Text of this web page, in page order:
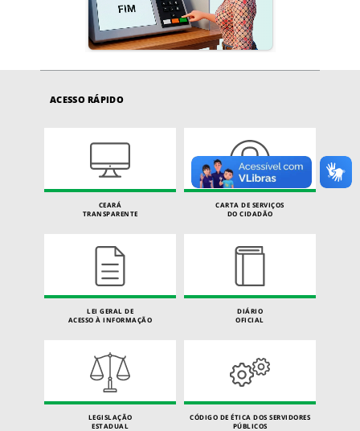
ACESSO RÁPIDO
CEARÁ
TRANSPARENTE
CARTA DE SERVIÇOS
DO CIDADÃO
LEI GERAL DE
ACESSO À INFORMAÇÃO
DIÁRIO
OFICIAL
LEGISLAÇÃO
ESTADUAL
CÓDIGO DE ÉTICA DOS SERVIDORES
PÚBLICOS